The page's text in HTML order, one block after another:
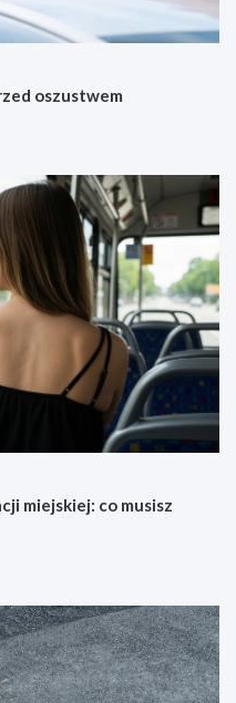
oszustwem
miejskiej: co musisz